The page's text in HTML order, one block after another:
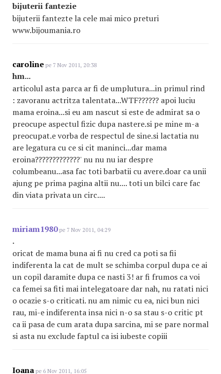
bijuterii fantezie
bijuterii fantezte la cele mai mico preturi
www.bijoumania.ro
caroline pe 7 Nov 2011, 20:38
hm...
articolul asta parca ar fi de umplutura...in primul rind
: zavoranu actritza talentata...WTF?????? apoi luciu
mama eroina...si eu am nascut si este de admirat sa o
preocupe aspectul fizic dupa nastere.si pe mine m-a
preocupat.e vorba de respectul de sine.si lactatia nu
are legatura cu ce si cit maninci...dar mama
eroina?????????????' nu nu nu iar despre
columbeanu...asa fac toti barbatii cu avere.doar ca unii
ajung pe prima pagina altii nu.... toti un bilci care fac
din viata privata un circ....
miriam1980pe 7 Nov 2011, 04:29
.
oricat de mama buna ai fi nu cred ca poti sa fii
indiferenta la cat de mult se schimba corpul dupa ce ai
un copil daramite dupa ce nasti 3! ar fi frumos ca voi
ca femei sa fiti mai intelegatoare dar nah, nu ratati nici
o ocazie s-o criticati. nu am nimic cu ea, nici bun nici
rau, mi-e indiferenta insa nici n-o sa stau s-o critic pt
ca ii pasa de cum arata dupa sarcina, mi se pare normal
si asta nu exclude faptul ca isi iubeste copiii
Ioana pe 6 Nov 2011, 16:05